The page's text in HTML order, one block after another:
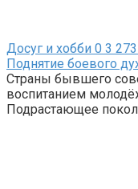
Досуг и хобби 0 3
Поднятие боевого
Страны бывшего
воспитанием
Подрастающее